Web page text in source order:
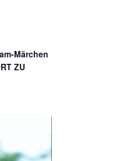
Märchen
ZU